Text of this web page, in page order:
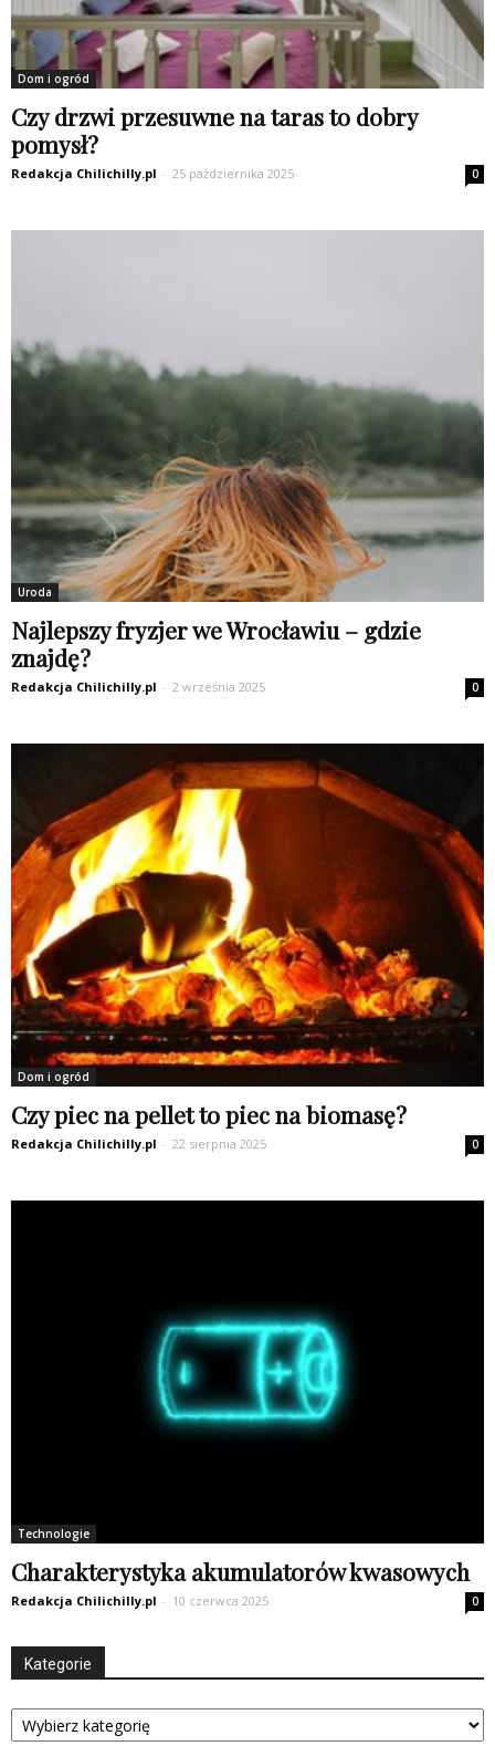
Dom i ogród
Czy drzwi przesuwne na taras to dobry
pomysł?
Redakcja Chilichilly.pl - 25 października 2025 0
Uroda
Najlepszy fryzjer we Wrocławiu – gdzie
znajdę?
Redakcja Chilichilly.pl - 2 września 2025 0
Dom i ogród
Czy piec na pellet to piec na biomasę?
Redakcja Chilichilly.pl - 22 sierpnia 2025 0
Technologie
Charakterystyka akumulatorów kwasowych
Redakcja Chilichilly.pl - 10 czerwca 2025 0
Kategorie
Kategorie